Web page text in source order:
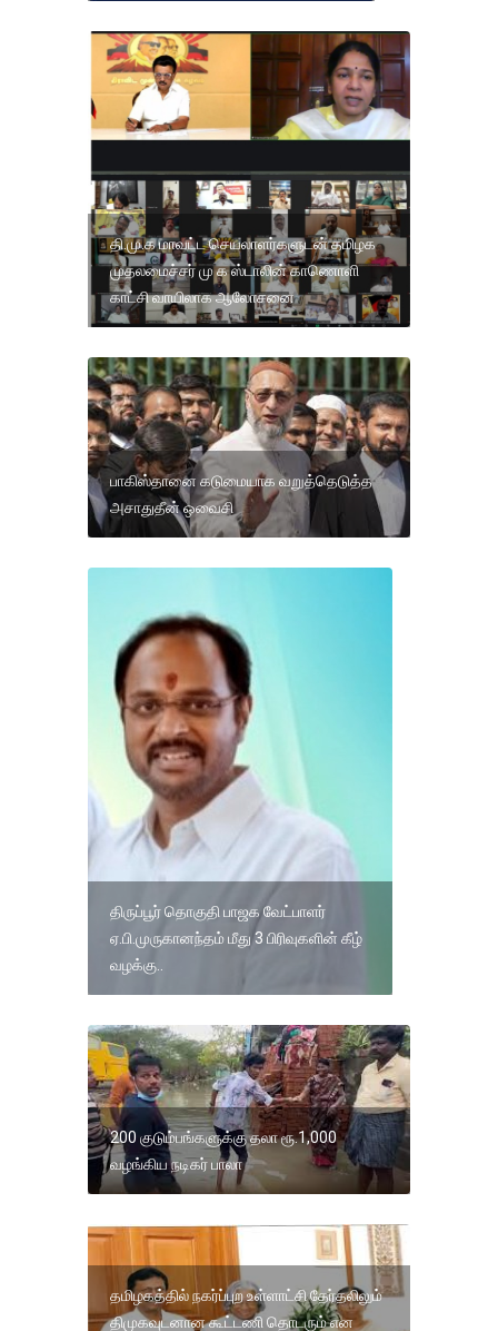
தி.மு.க மாவட்ட செயலாளர்களுடன் தமிழக
முதலமைச்சர் மு க ஸ்டாலின் காணொளி
காட்சி வாயிலாக ஆலோசனை
பாகிஸ்தானை கடுமையாக வறுத்தெடுத்த
அசாதுதீன் ஒவைசி
திருப்பூர் தொகுதி பாஜக வேட்பாளர்
ஏ.பி.முருகானந்தம் மீது 3 பிரிவுகளின் கீழ்
வழக்கு..
200 குடும்பங்களுக்கு தலா ரூ.1,000
வழங்கிய நடிகர் பாலா
தமிழகத்தில் நகர்ப்புற உள்ளாட்சி தேர்தலிலும்
திமுகவுடனான கூட்டணி தொடரும் என